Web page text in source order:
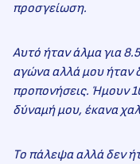
προσγείωση.
Αυτό ήταν άλμα για
αγώνα αλλά μου ήταν
προπονήσεις. Ήμουν
δύναμή μου, έκανα
Το πάλεψα αλλά δεν